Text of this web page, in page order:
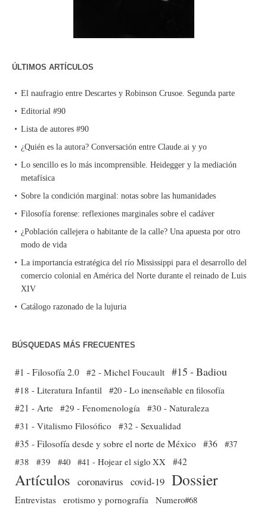
ÚLTIMOS ARTÍCULOS
El naufragio entre Descartes y Robinson Crusoe. Segunda parte
Editorial #90
Lista de autores #90
¿Quién es la autora? Conversación entre Claude.ai y yo
Lo sencillo es lo más incomprensible. Heidegger y la mediación
metafísica
Sobre la condición marginal: notas sobre las humanidades
Filosofía forense: reflexiones marginales sobre el cadáver
¿Población callejera o habitante de la calle? Una apuesta por otro
modo de vida
La importancia estratégica del río Mississippi para el desarrollo del
comercio colonial en América del Norte durante el reinado de Luis
XIV
Catálogo razonado de la lujuria
BÚSQUEDAS MÁS FRECUENTES
#1 - Filosofía 2.0 #2 - Michel Foucault #15 - Badiou
#18 - Literatura Infantil #20 - Lo inenseñable en filosofía
#21 - Arte #29 - Fenomenología
#30 - Naturaleza
#31 - Vitalismo Filosófico
#32 - Sexualidad
#35 - Filosofía desde y sobre el norte de México #36 #37
#38
#39 #40 #41 - Hojear el siglo XX #42
Artículos coronavirus covid-19 Dossier
Entrevistas erotismo y pornografía
Numero#68